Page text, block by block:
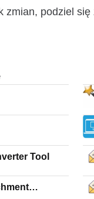
zmian, podziel
Tool